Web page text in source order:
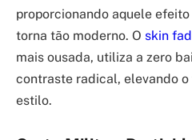
proporcionando aquele efeito
torna tão moderno. O skin
mais ousada, utiliza a zero
contraste radical, elevando
estilo.